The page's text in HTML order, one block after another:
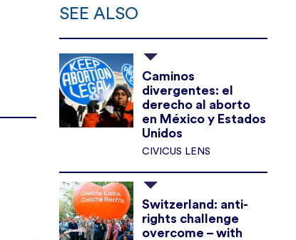
SEE ALSO
Caminos
divergentes: el
derecho al aborto
en México y Estados
Unidos
CIVICUS LENS
Switzerland: anti-
rights challenge
overcome – with